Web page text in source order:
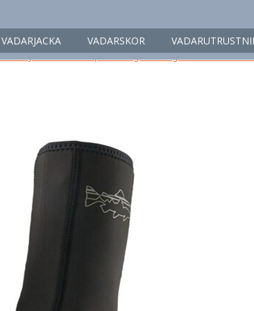
VADARJACKA VADARSKOR